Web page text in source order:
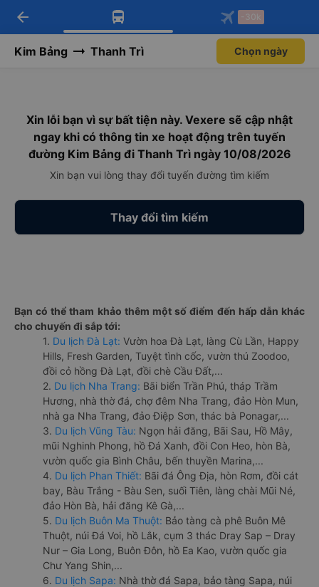
Tải app Vexere ngay!
Nhận ưu đãi thành viên độc
Mở app
Tải app Vexere
-30k/ghế khi đặt vé máy bay qua
Mở app
arrow_back -30k
Kim Bảng Thanh Trì Chọn ngày
Xin lỗi bạn vì sự bất tiện này. Vexere sẽ cập nhật
ngay khi có thông tin xe hoạt động trên tuyến
đường Kim Bảng đi Thanh Trì ngày 10/08/2026
Xin bạn vui lòng thay đổi tuyến đường tìm kiếm
Thay đổi tìm kiếm
Bạn có thể tham khảo thêm một số điểm đến hấp dẫn khác
cho chuyến đi sắp tới:
1. Du lịch Đà Lạt: Vườn hoa Đà Lạt, làng Cù Lần, Happy
Hills, Fresh Garden, Tuyệt tình cốc, vườn thú Zoodoo,
đồi cỏ hồng Đà Lạt, đồi chè Cầu Đất,...
2. Du lịch Nha Trang: Bãi biển Trần Phú, tháp Trầm
Hương, nhà thờ đá, chợ đêm Nha Trang, đảo Hòn Mun,
nhà ga Nha Trang, đảo Điệp Sơn, thác bà Ponagar,...
3. Du lịch Vũng Tàu: Ngọn hải đăng, Bãi Sau, Hồ Mây,
mũi Nghinh Phong, hồ Đá Xanh, đồi Con Heo, hòn Bà,
vườn quốc gia Bình Châu, bến thuyền Marina,...
4. Du lịch Phan Thiết: Bãi đá Ông Địa, hòn Rơm, đồi cát
bay, Bàu Trắng - Bàu Sen, suối Tiên, làng chài Mũi Né,
đảo Hòn Bà, hải đăng Kê Gà,...
5. Du lịch Buôn Ma Thuột: Bảo tàng cà phê Buôn Mê
Thuột, núi Đá Voi, hồ Lắk, cụm 3 thác Dray Sap – Dray
Nur – Gia Long, Buôn Đôn, hồ Ea Kao, vườn quốc gia
Chư Yang Shin,...
6. Du lịch Sapa: Nhà thờ đá Sapa, bảo tàng Sapa, núi